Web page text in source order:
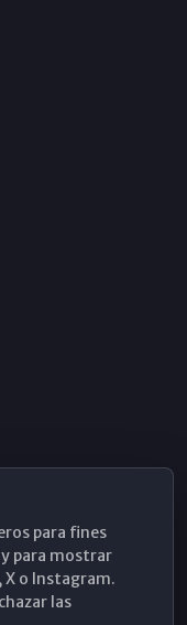
para fines
para mostrar
X o Instagram.
las